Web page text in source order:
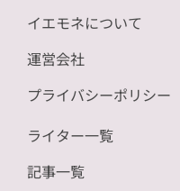
イエモネについて
運営会社
プライバシーポリシー
ライター一覧
記事一覧